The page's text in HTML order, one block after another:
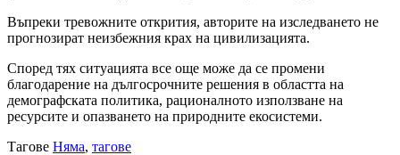
Въпреки тревожните открития, авторите на изследването не
прогнозират неизбежния крах на цивилизацията.
Според тях ситуацията все още може да се промени
благодарение на дългосрочните решения в областта на
демографската политика, рационалното използване на
ресурсите и опазването на природните екосистеми.
Тагове Няма, тагове